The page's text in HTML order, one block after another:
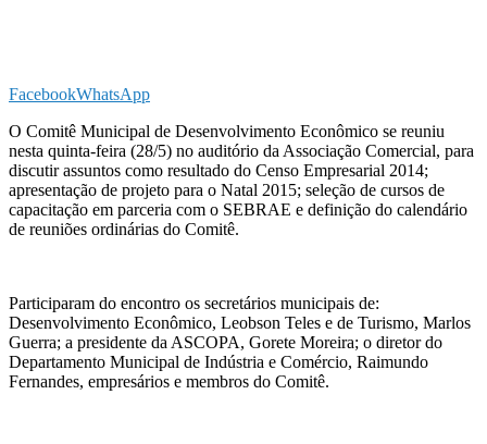
FacebookWhatsApp
O Comitê Municipal de Desenvolvimento Econômico se reuniu
nesta quinta-feira (28/5) no auditório da Associação Comercial, para
discutir assuntos como resultado do Censo Empresarial 2014;
apresentação de projeto para o Natal 2015; seleção de cursos de
capacitação em parceria com o SEBRAE e definição do calendário
de reuniões ordinárias do Comitê.
Participaram do encontro os secretários municipais de:
Desenvolvimento Econômico, Leobson Teles e de Turismo, Marlos
Guerra; a presidente da ASCOPA, Gorete Moreira; o diretor do
Departamento Municipal de Indústria e Comércio, Raimundo
Fernandes, empresários e membros do Comitê.